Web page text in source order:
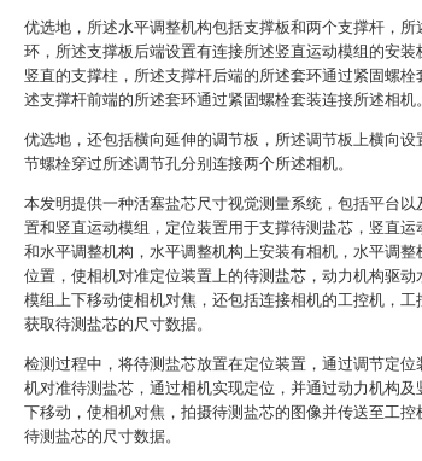
优选地，所述水平调整机构包括支撑板和两个支撑杆，所
环，所述支撑板后端设置有连接所述竖直运动模组的安
竖直的支撑柱，所述支撑杆后端的所述套环通过紧固螺
述支撑杆前端的所述套环通过紧固螺栓套装连接所述相机。
优选地，还包括横向延伸的调节板，所述调节板上横向设
节螺栓穿过所述调节孔分别连接两个所述相机。
本发明提供一种活塞盐芯尺寸视觉测量系统，包括平台以
置和竖直运动模组，定位装置用于支撑待测盐芯，竖直运
和水平调整机构，水平调整机构上安装有相机，水平调
位置，使相机对准定位装置上的待测盐芯，动力机构驱动
模组上下移动使相机对焦，还包括连接相机的工控机，
获取待测盐芯的尺寸数据。
检测过程中，将待测盐芯放置在定位装置，通过调节定位
机对准待测盐芯，通过相机实现定位，并通过动力机构
下移动，使相机对焦，拍摄待测盐芯的图像并传送至工控
待测盐芯的尺寸数据。